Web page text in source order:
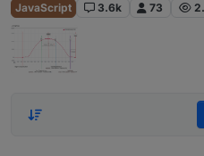
JavaScript 3.6k 73